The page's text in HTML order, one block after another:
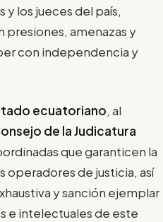
y los jueces del país,
presiones, amenazas y
con independencia y
ecuatoriano, al
de la Judicatura
que garanticen la
de justicia, así
y sanción ejemplar
e intelectuales de este